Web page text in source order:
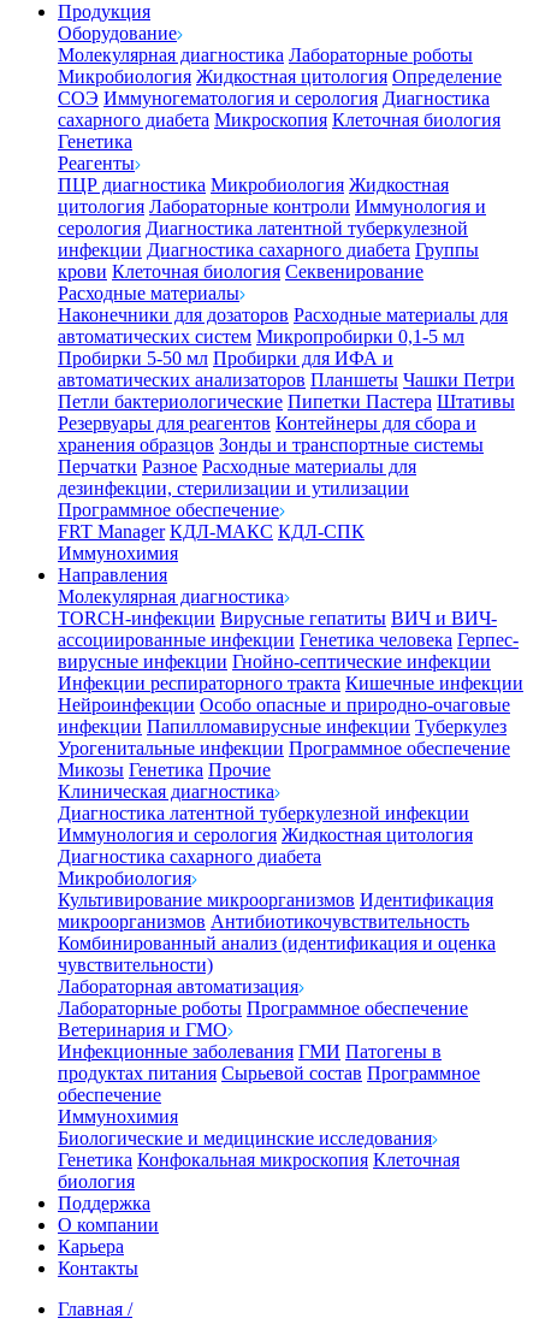
Продукция
Оборудование
Молекулярная диагностика Лабораторные роботы
Микробиология Жидкостная цитология Определение
СОЭ Иммуногематология и серология Диагностика
сахарного диабета Микроскопия Клеточная биология
Генетика
Реагенты
ПЦР диагностика Микробиология Жидкостная
цитология Лабораторные контроли Иммунология и
серология Диагностика латентной туберкулезной
инфекции Диагностика сахарного диабета Группы
крови Клеточная биология Секвенирование
Расходные материалы
Наконечники для дозаторов Расходные материалы для
автоматических систем Микропробирки 0,1-5 мл
Пробирки 5-50 мл Пробирки для ИФА и
автоматических анализаторов Планшеты Чашки Петри
Петли бактериологические Пипетки Пастера Штативы
Резервуары для реагентов Контейнеры для сбора и
хранения образцов Зонды и транспортные системы
Перчатки Разное Расходные материалы для
дезинфекции, стерилизации и утилизации
Программное обеспечение
FRT Manager КДЛ-МАКС КДЛ-СПК
Иммунохимия
Направления
Молекулярная диагностика
TORCH-инфекции Вирусные гепатиты ВИЧ и ВИЧ-
ассоциированные инфекции Генетика человека Герпес-
вирусные инфекции Гнойно-септические инфекции
Инфекции респираторного тракта Кишечные инфекции
Нейроинфекции Особо опасные и природно-очаговые
инфекции Папилломавирусные инфекции Туберкулез
Урогенитальные инфекции Программное обеспечение
Микозы Генетика Прочие
Клиническая диагностика
Диагностика латентной туберкулезной инфекции
Иммунология и серология Жидкостная цитология
Диагностика сахарного диабета
Микробиология
Культивирование микроорганизмов Идентификация
микроорганизмов Антибиотикочувствительность
Комбинированный анализ (идентификация и оценка
чувствительности)
Лабораторная автоматизация
Лабораторные роботы Программное обеспечение
Ветеринария и ГМО
Инфекционные заболевания ГМИ Патогены в
продуктах питания Сырьевой состав Программное
обеспечение
Иммунохимия
Биологические и медицинские исследования
Генетика Конфокальная микроскопия Клеточная
биология
Поддержка
О компании
Карьера
Контакты
Главная /